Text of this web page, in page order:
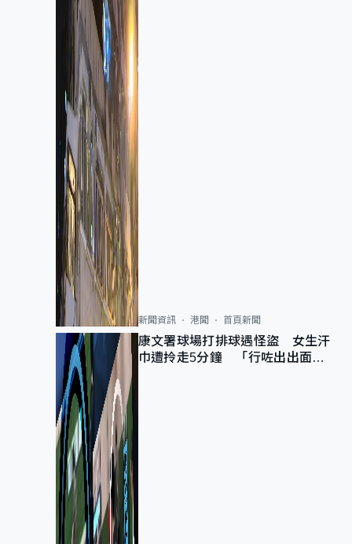
新聞資訊 港聞 首頁新聞
康文署球場打排球遇怪盜 女生汗
巾遭拎走5分鐘 「行咗出出面唔